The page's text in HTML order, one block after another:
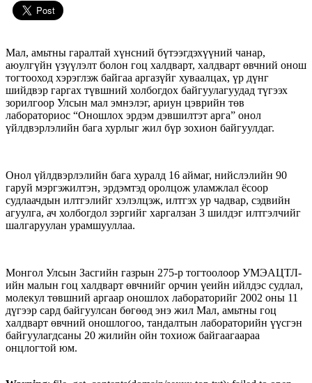
Мал, амьтны гаралтай хүнсний бүтээгдэхүүний чанар,
аюулгүйн үзүүлэлт болон гоц халдварт, халдварт өвчний онош
тогтооход хэрэглэж байгаа аргазүйг хуваалцах, үр дүнг
шийдвэр гаргах түвшний холбогдох байгуулагуудад түгээх
зорилгоор Улсын мал эмнэлэг, ариун цэврийн төв
лабораториос “Оношлох эрдэм дэвшилтэт арга” онол
үйлдвэрлэлийн бага хурлыг жил бүр зохион байгуулдаг.
Онол үйлдвэрлэлийн бага хуралд 16 аймаг, нийслэлийн 90
гаруй мэргэжилтэн, эрдэмтэд оролцож уламжлал ёсоор
судлаачдын илтгэлийг хэлэлцэж, илтгэх ур чадвар, сэдвийн
агуулга, ач холбогдол зэргийг харгалзан 3 шилдэг илтгэлчийг
шалгаруулан урамшууллаа.
Монгол Улсын Засгийн газрын 275-р тогтоолоор УМЭАЦТЛ-
ийн малын гоц халдварт өвчнийг орчин үеийн ийлдэс судлал,
молекул төвшний аргаар оношлох лабораторийг 2002 оны 11
дүгээр сард байгуулсан бөгөөд энэ жил Мал, амьтны гоц
халдварт өвчний оношлогоо, тандалтын лабораторийн үүсгэн
байгуулагдсаны 20 жилийн ойн тохиож байгаагаараа
онцлогтой юм.